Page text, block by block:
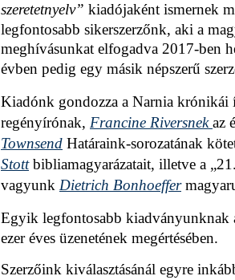
szeretetnyelv” kiadójaként ismernek
legfontosabb sikerszerzőnk, aki a
meghívásunkat elfogadva 2017-ben
évben pedig egy másik népszerű
Kiadónk gondozza a Narnia krónikái
regényírónak, Francine Riversnek az
Townsend Határaink-sorozatának
Stottbibliamagyarázatait, illetve a
vagyunk Dietrich Bonhoeffer
Egyik legfontosabb kiadványunknak
ezer éves üzenetének megértésében.
Szerzőink kiválasztásánál egyre